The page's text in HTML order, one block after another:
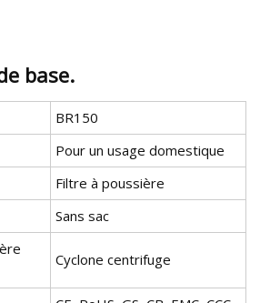
base.
BR150
Pour un usage domestique
Filtre à poussière
Sans sac
Cyclone centrifuge